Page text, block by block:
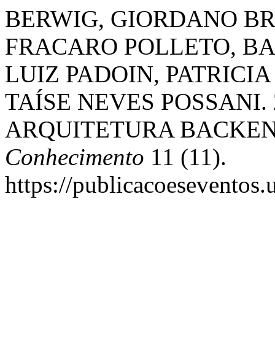
BERWIG, GIORDANO
FRACARO POLLETO,
LUIZ PADOIN,
TAÍSE NEVES POSSANI.
ARQUITETURA
Conhecimento 11 (11).
https://